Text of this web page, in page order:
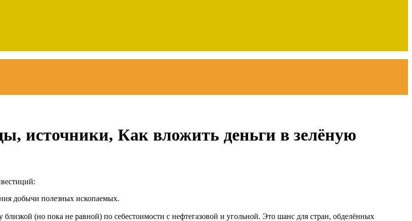
источники, Как вложить деньги в зелёную
добычи полезных ископаемых.
(но пока не равной) по себестоимости с нефтегазовой и угольной. Это шанс для стран, обделённых